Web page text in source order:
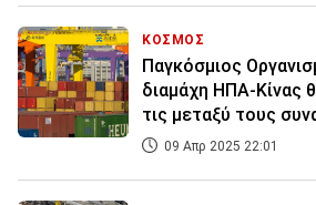
ΚΟΣΜΟΣ
Παγκόσμιος
διαμάχη ΗΠΑ-Κίνας
τις μεταξύ τους
09 Απρ 2025 22:01